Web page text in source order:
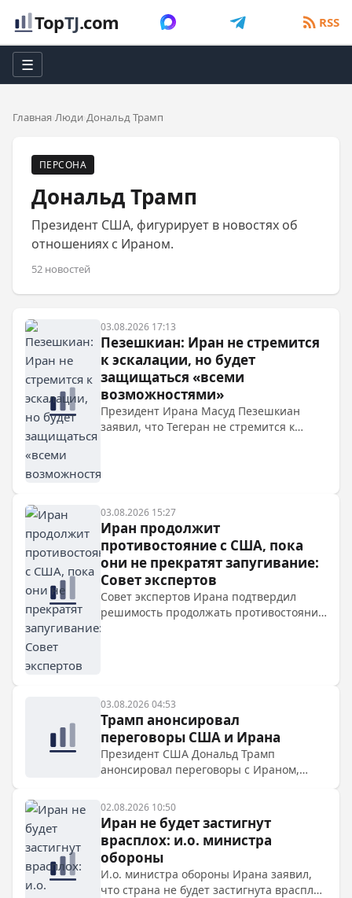
TopTJ.com RSS
☰
Главная Люди Дональд Трамп
ПЕРСОНА
Дональд Трамп
Президент США, фигурирует в новостях об
отношениях с Ираном.
52 новостей
03.08.2026 17:13
Пезешкиан: Иран не стремится
к эскалации, но будет
защищаться «всеми
возможностями»
Президент Ирана Масуд Пезешкиан
заявил, что Тегеран не стремится к
контакты ведутся только с Оманом по
Ормузскому проливу. Также упомянуты
предупреждения МИД Ирана о
решительном ответе на враждебные
действия.
03.08.2026 15:27
Иран продолжит
противостояние с США, пока
они не прекратят запугивание:
Совет экспертов
Совет экспертов Ирана подтвердил
решимость продолжать противостояние
03.08.2026 04:53
Трамп анонсировал
переговоры США и Ирана
Президент США Дональд Трамп
анонсировал переговоры с Ираном,
отметил, что согласился на диалог по
просьбе Саудовской Аравии, ОАЭ и
Катара.
02.08.2026 10:50
Иран не будет застигнут
врасплох: и.о. министра
обороны
И.о. министра обороны Ирана заявил,
что страна не будет застигнута врасплох